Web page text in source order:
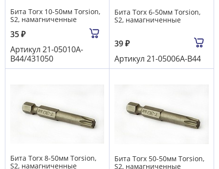
Бита Torx 10-50мм Torsion,
S2, намагниченные
35₽
Артикул 21-05010A-
B44/431050
Бита Torx 6-50мм Torsion,
S2, намагниченные
39₽
Артикул 21-05006A-B44
Бита Torx 8-50мм Torsion,
S2, намагниченные
Бита Torx 50-50мм Torsion,
S2, намагниченные